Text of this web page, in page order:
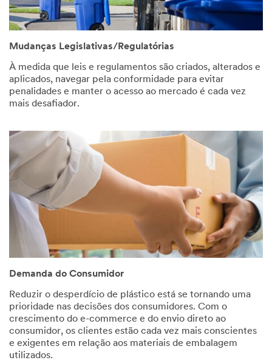
Mudanças Legislativas/Regulatórias
À medida que leis e regulamentos são criados, alterados e
aplicados, navegar pela conformidade para evitar
penalidades e manter o acesso ao mercado é cada vez
mais desafiador.
Demanda do Consumidor
Reduzir o desperdício de plástico está se tornando uma
prioridade nas decisões dos consumidores. Com o
crescimento do e-commerce e do envio direto ao
consumidor, os clientes estão cada vez mais conscientes
e exigentes em relação aos materiais de embalagem
utilizados.